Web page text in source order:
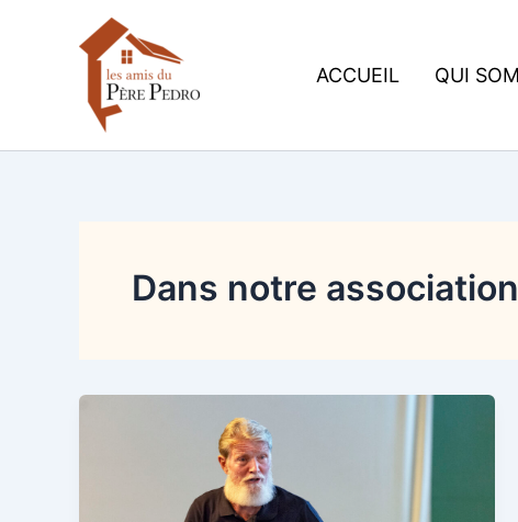
ACCUEIL QUI
Dans notre association